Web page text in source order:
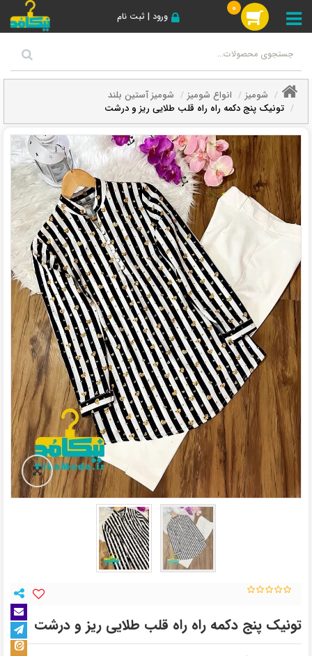
ورود | ثبت نام
0
شومیز انواع شومیز
شومیز آستین بلند
تونیک پنج دکمه راه راه قلب طلایی ریز و درشت
تونیک پنج دکمه راه راه قلب طلایی ریز و درشت